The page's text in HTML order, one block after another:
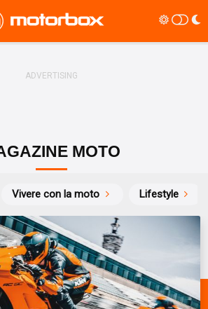
MOTO
Vivere con la moto Lifestyle